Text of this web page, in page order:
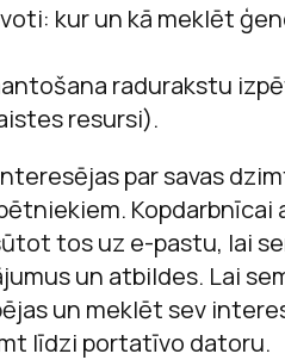
kur un kā meklēt
radurakstu
resursi).
par savas
Kopdarbnīcai
tos uz e-pastu, lai
un atbildes. Lai
un meklēt sev
līdzi portatīvo datoru.